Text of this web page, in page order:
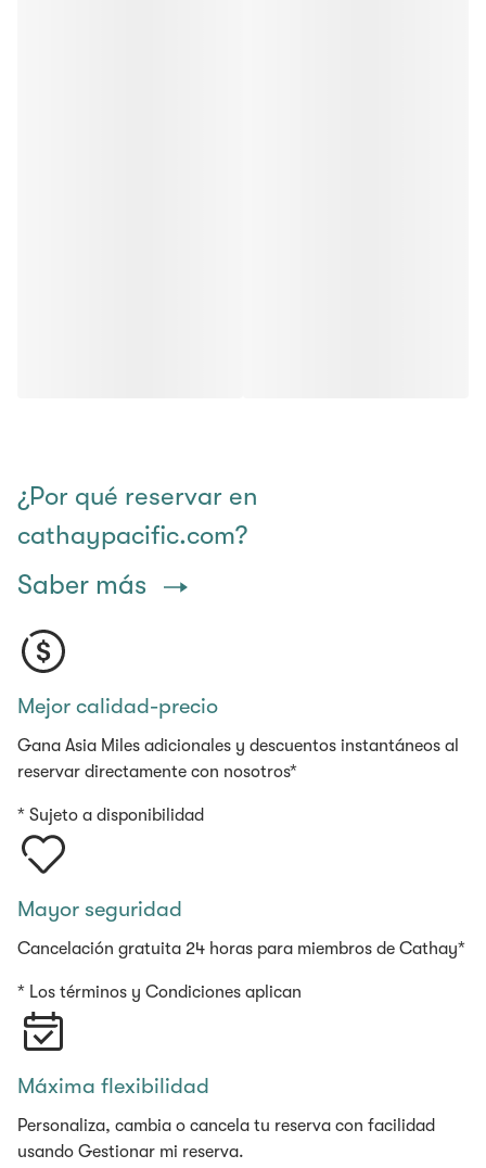
¿Por qué reservar en
cathaypacific.com?
Saber más
Mejor calidad-precio
Gana Asia Miles adicionales y descuentos instantáneos al
reservar directamente con nosotros*
* Sujeto a disponibilidad
Mayor seguridad
Cancelación gratuita 24 horas para miembros de Cathay*
* Los términos y Condiciones aplican
Máxima flexibilidad
Personaliza, cambia o cancela tu reserva con facilidad
usando Gestionar mi reserva.